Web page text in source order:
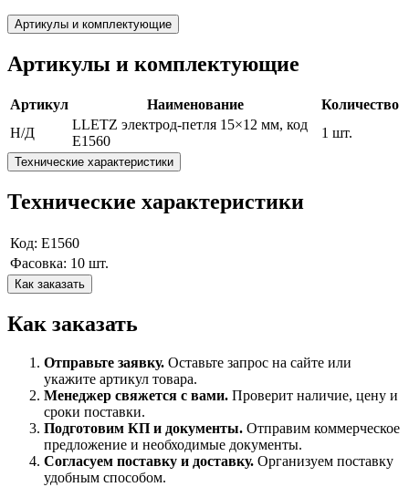
Артикулы и комплектующие
Артикулы и комплектующие
Артикул Наименование
Количество
Н/Д
LLETZ электрод-петля 15×12 мм, код
E1560
1 шт.
Технические характеристики
Технические характеристики
Код: E1560
Фасовка: 10 шт.
Как заказать
Как заказать
Отправьте заявку. Оставьте запрос на сайте или
укажите артикул товара.
Менеджер свяжется с вами. Проверит наличие, цену и
сроки поставки.
Подготовим КП и документы. Отправим коммерческое
предложение и необходимые документы.
Согласуем поставку и доставку. Организуем поставку
удобным способом.